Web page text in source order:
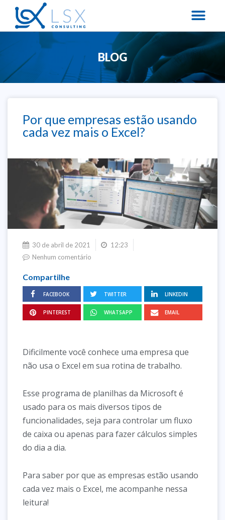
BLOG
Por que empresas estão usando
cada vez mais o Excel?
30 de abril de 2021
12:23
Nenhum comentário
Compartilhe
FACEBOOK TWITTER LINKEDIN
PINTEREST WHATSAPP EMAIL
Dificilmente você conhece uma empresa que
não usa o Excel em sua rotina de trabalho.
Esse programa de planilhas da Microsoft é
usado para os mais diversos tipos de
funcionalidades, seja para controlar um fluxo
de caixa ou apenas para fazer cálculos simples
do dia a dia.
Para saber por que as empresas estão usando
cada vez mais o Excel, me acompanhe nessa
leitura!